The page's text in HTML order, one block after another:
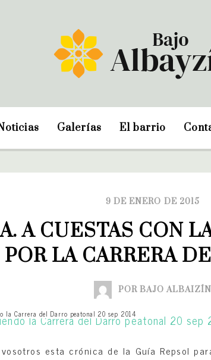
Galerías El barrio
9 DE ENERO DE 2015
A CUESTAS CON
POR LA CARRERA
POR BAJO ALBAIZÍN
la Carrera del Darro peatonal 20 sep 2014
esta crónica de la Guía Repsol